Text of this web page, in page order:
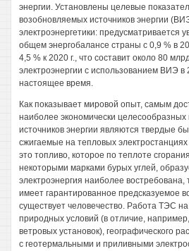
энергии. Установлены целевые
возобновляемых источников энергии
электроэнергетики: предусматривается
общем энергобалансе страны с 0,9 % в
4,5 % к 2020 г., что составит около 80
электроэнергии с использованием ВИЭ в
настоящее время.
Как показывает мировой опыт, самым
наиболее экономически
источников энергии являются твердые
сжигаемые на тепловых
это топливо, которое по теплоте
некоторыми марками бурых углей,
электроэнергия наиболее востребована,
имеет гарантированное предсказуемое
существует человечество. Работа ТЭС
природных условий (в отличие,
ветровых установок), географического
с геотермальными и приливными